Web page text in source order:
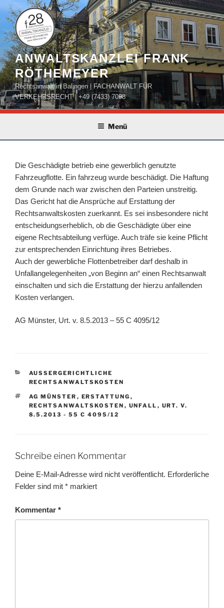
Zum
Inhalt
springen
ANWALTSKANZLEI FRANK
RÖTHEMEYER
Rechtsanwalt in Balingen | FACHANWALT FÜR
VERKEHRSRECHT | +49 (7433) 7098
Menü
Die Geschädigte betrieb eine gewerblich genutzte
Fahrzeugflotte. Ein fahrzeug wurde beschädigt. Die Haftung
dem Grunde nach war zwischen den Parteien unstreitig.
Das Gericht hat die Ansprüche auf Erstattung der
Rechtsanwaltskosten zuerkannt. Es sei insbesondere nicht
entscheidungserheblich, ob die Geschädigte über eine
eigene Rechtsabteilung verfüge. Auch träfe sie keine Pflicht
zur entsprechenden Einrichtung ihres Betriebes.
Auch der gewerbliche Flottenbetreiber darf deshalb in
Unfallangelegenheiten „von Beginn an“ einen Rechtsanwalt
einschalten und sich die Erstattung der hierzu anfallenden
Kosten verlangen.
AG Münster, Urt. v. 8.5.2013 – 55 C 4095/12
KATEGORIEN
AUSSERGERICHTLICHE R
ECHTSANWALTSKOSTEN
SCHLAGWÖRTER
AG MÜNSTER , ERSTATTUNG ,
RECHTSANWALTSKOSTEN , UNFALL , URT. V.
8.5.2013 - 55 C 4095/12
Schreibe einen Kommentar
Deine E-Mail-Adresse wird nicht veröffentlicht. Erforderliche
Felder sind mit * markiert
Kommentar *